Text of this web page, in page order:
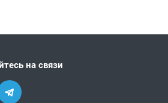
на связи